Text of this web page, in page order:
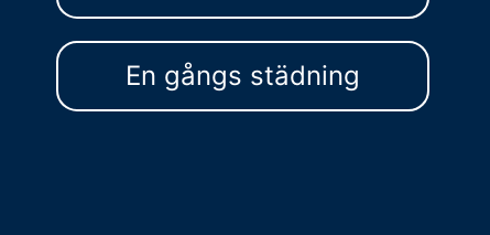
En gångs städning